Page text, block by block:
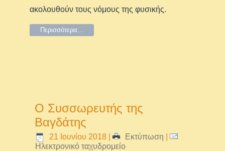
ακολουθούν τους νόμους της φυσικής.
Περισσότερα...
Ο Συσσωρευτής της
Βαγδάτης
21 Ιουνίου 2018 | Εκτύπωση
Ηλεκτρονικό ταχυδρομείο